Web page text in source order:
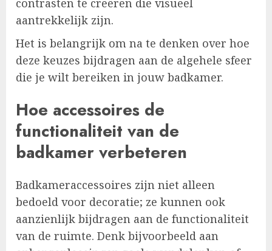
aantrekkelijk zijn.
Het is belangrijk om na te denken over hoe
deze keuzes bijdragen aan de algehele sfeer
die je wilt bereiken in jouw badkamer.
Hoe accessoires de
functionaliteit van de
badkamer verbeteren
Badkameraccessoires zijn niet alleen
bedoeld voor decoratie; ze kunnen ook
aanzienlijk bijdragen aan de functionaliteit
van de ruimte. Denk bijvoorbeeld aan